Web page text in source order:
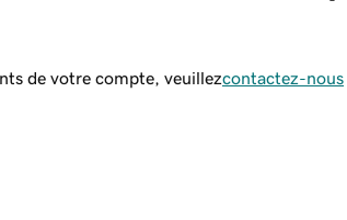
de votre compte, veuillezcontactez-nous